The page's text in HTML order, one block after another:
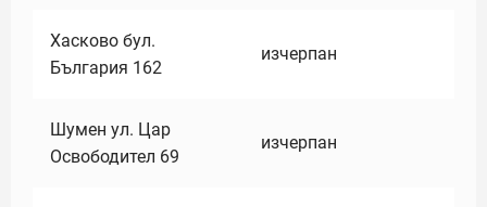
Хасково бул.
България 162
изчерпан
Шумен ул. Цар
Освободител 69
изчерпан